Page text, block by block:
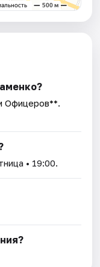
Офицеров**.
• 19:00.